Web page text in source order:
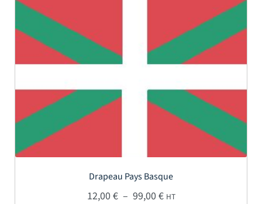
Drapeau Pays Basque
12,00€ – 99,00€Plage de prix : 12,00 €
HT